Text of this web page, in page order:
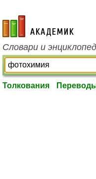
academic.ru
Словари и
Толкования